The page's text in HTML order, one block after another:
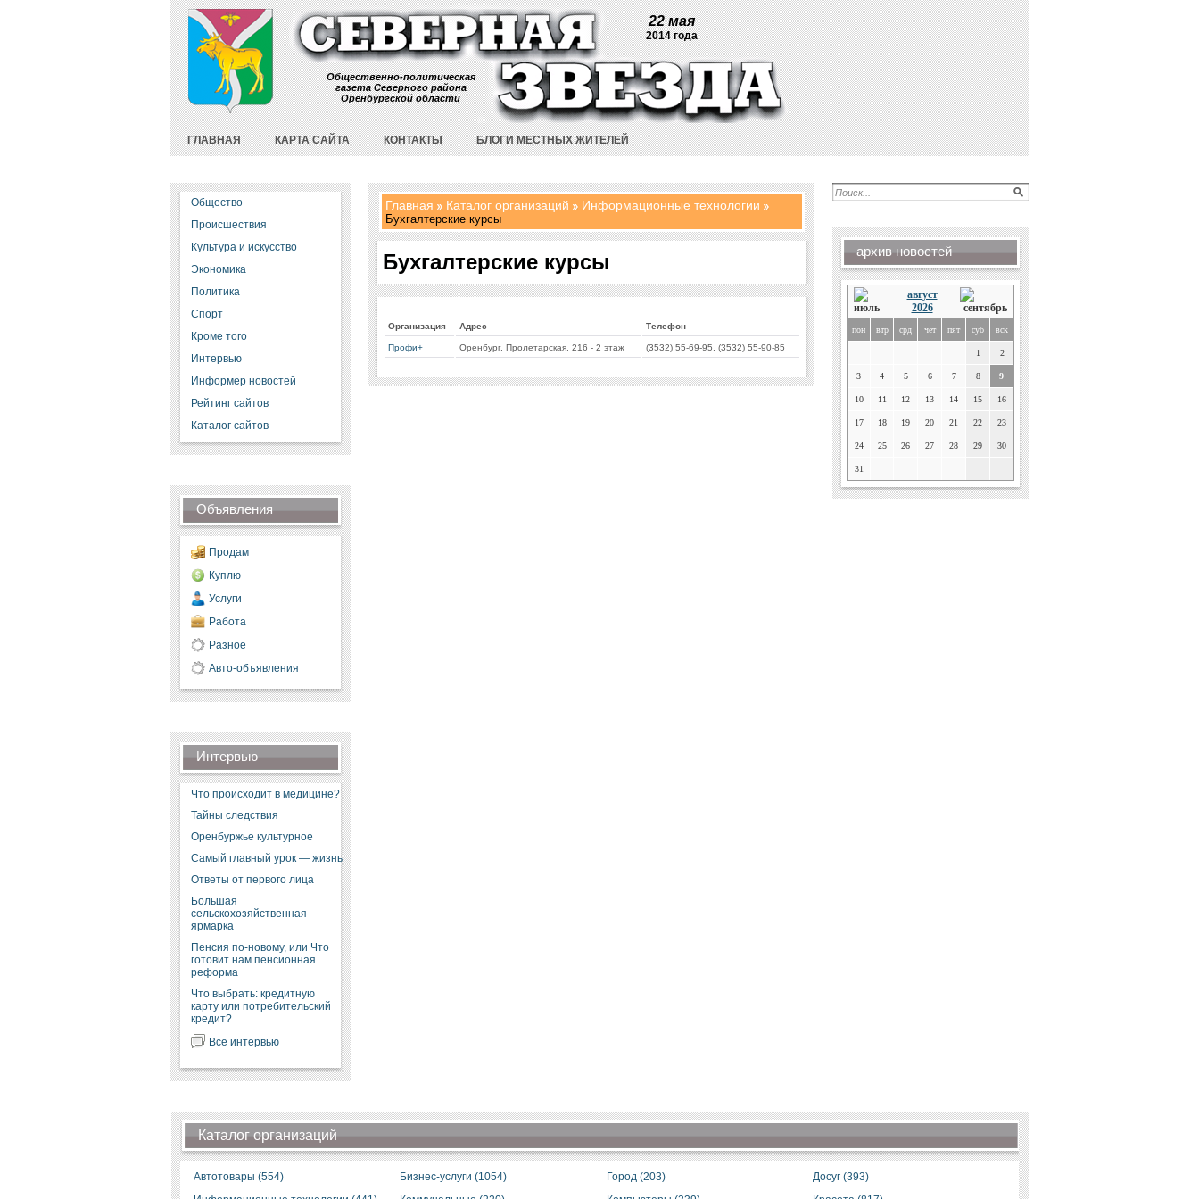
22 мая
2014 года
Общественно-политическая
газета Северного района
Оренбургской области
ГЛАВНАЯ КАРТА САЙТА КОНТАКТЫ БЛОГИ МЕСТНЫХ ЖИТЕЛЕЙ
Общество
Происшествия
Культура и искусство
Экономика
Политика
Спорт
Кроме того
Интервью
Информер новостей
Рейтинг сайтов
Каталог сайтов
Объявления
Продам
Куплю
Услуги
Работа
Разное
Авто-объявления
Интервью
Что происходит в медицине?
Тайны следствия
Оренбуржье культурное
Самый главный урок — жизнь
Ответы от первого лица
Большая
сельскохозяйственная
ярмарка
Пенсия по-новому, или Что
готовит нам пенсионная
реформа
Что выбрать: кредитную
карту или потребительский
кредит?
Все интервью
Главная Каталог организаций Информационные технологии
Бухгалтерские курсы
Бухгалтерские курсы
Организация Адрес Телефон
Профи+ Оренбург, Пролетарская, 216 - 2 этаж (3532) 55-69-95, (3532) 55-90-85
архив новостей
август
2026
пон втр срд чет пят суб вск
1 2
3 4 5 6 7 8 9
10 11 12 13 14 15 16
17 18 19 20 21 22 23
24 25 26 27 28 29 30
31
Каталог организаций
Автотовары (554) Бизнес-услуги (1054) Город (203)
Досуг (393)